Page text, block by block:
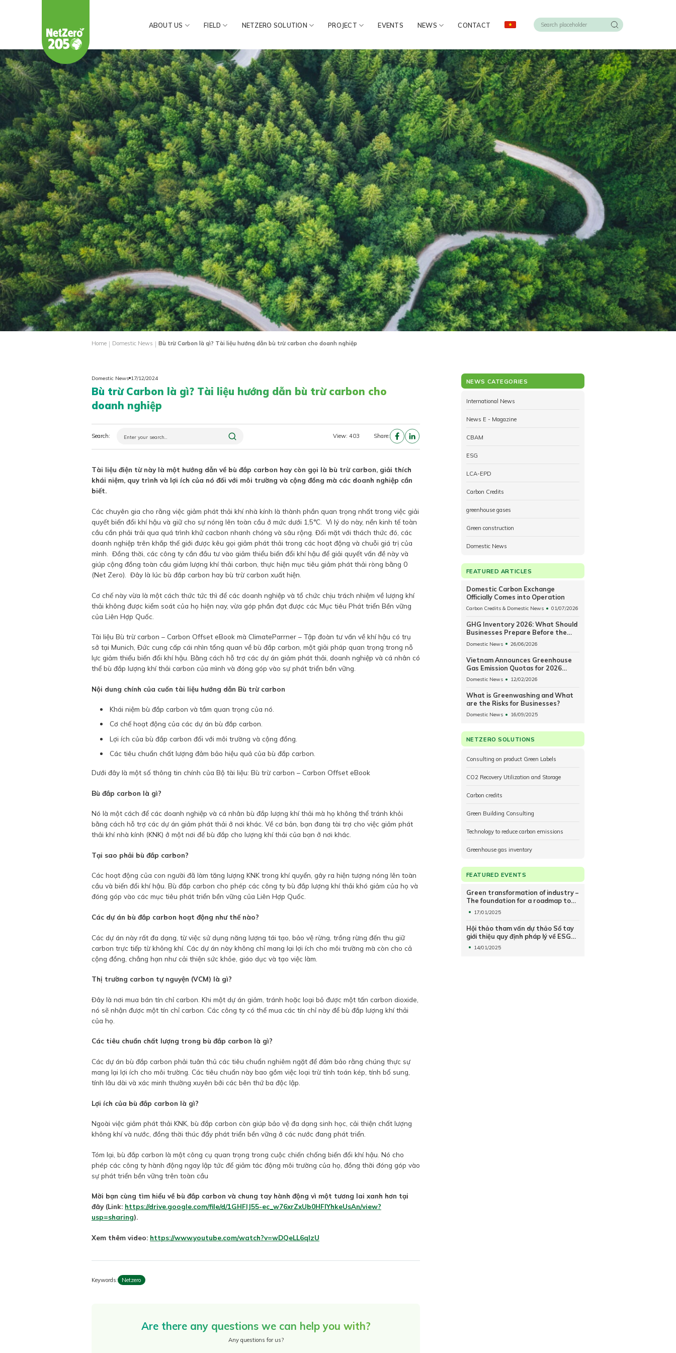
ABOUT US FIELD NETZERO SOLUTION PROJECT EVENTS NEWS CONTACT
Home | Domestic News | Bù trừ Carbon là gì? Tài liệu hướng dẫn bù trừ carbon cho doanh nghiệp
Domestic News 17/12/2024
Bù trừ Carbon là gì? Tài liệu hướng dẫn bù trừ carbon cho
doanh nghiệp
Search: View: 403 Share:
Tài liệu điện từ này là một hướng dẫn về bù đắp carbon hay còn gọi là bù trừ carbon, giải thích
khái niệm, quy trình và lợi ích của nó đối với môi trường và cộng đồng mà các doanh nghiệp cần
biết.
Các chuyên gia cho rằng việc giảm phát thải khí nhà kính là thành phần quan trọng nhất trong việc giải
quyết biến đổi khí hậu và giữ cho sự nóng lên toàn cầu ở mức dưới 1,5°C. Vì lý do này, nền kinh tế toàn
cầu cần phải trải qua quá trình khử cacbon nhanh chóng và sâu rộng. Đối mặt với thách thức đó, các
doanh nghiệp trên khắp thế giới được kêu gọi giảm phát thải trong các hoạt động và chuỗi giá trị của
mình. Đồng thời, các công ty cần đầu tư vào giảm thiểu biến đổi khí hậu để giải quyết vấn đề này và
giúp cộng đồng toàn cầu giảm lượng khí thải carbon, thực hiện mục tiêu giảm phát thải ròng bằng 0
(Net Zero). Đây là lúc bù đắp carbon hay bù trừ carbon xuất hiện.
Cơ chế này vừa là một cách thức tức thì để các doanh nghiệp và tổ chức chịu trách nhiệm về lượng khí
thải không được kiểm soát của họ hiện nay, vừa góp phần đạt được các Mục tiêu Phát triển Bền vững
của Liên Hợp Quốc.
Tài liệu Bù trừ carbon – Carbon Offset eBook mà ClimateParrner – Tập đoàn tư vấn về khí hậu có trụ
sở tại Munich, Đức cung cấp cái nhìn tổng quan về bù đắp carbon, một giải pháp quan trọng trong nỗ
lực giảm thiểu biến đổi khí hậu. Bằng cách hỗ trợ các dự án giảm phát thải, doanh nghiệp và cá nhân có
thể bù đắp lượng khí thải carbon của mình và đóng góp vào sự phát triển bền vững.
Nội dung chính của cuốn tài liệu hướng dẫn Bù trừ carbon
Khái niệm bù đắp carbon và tầm quan trọng của nó.
Cơ chế hoạt động của các dự án bù đắp carbon.
Lợi ích của bù đắp carbon đối với môi trường và cộng đồng.
Các tiêu chuẩn chất lượng đảm bảo hiệu quả của bù đắp carbon.
Dưới đây là một số thông tin chính của Bộ tài liệu: Bù trừ carbon – Carbon Offset eBook
Bù đắp carbon là gì?
Nó là một cách để các doanh nghiệp và cá nhân bù đắp lượng khí thải mà họ không thể tránh khỏi
bằng cách hỗ trợ các dự án giảm phát thải ở nơi khác. Về cơ bản, bạn đang tài trợ cho việc giảm phát
thải khí nhà kính (KNK) ở một nơi để bù đắp cho lượng khí thải của bạn ở nơi khác.
Tại sao phải bù đắp carbon?
Các hoạt động của con người đã làm tăng lượng KNK trong khí quyển, gây ra hiện tượng nóng lên toàn
cầu và biến đổi khí hậu. Bù đắp carbon cho phép các công ty bù đắp lượng khí thải khó giảm của họ và
đóng góp vào các mục tiêu phát triển bền vững của Liên Hợp Quốc.
Các dự án bù đắp carbon hoạt động như thế nào?
Các dự án này rất đa dạng, từ việc sử dụng năng lượng tái tạo, bảo vệ rừng, trồng rừng đến thu giữ
carbon trực tiếp từ không khí. Các dự án này không chỉ mang lại lợi ích cho môi trường mà còn cho cả
cộng đồng, chẳng hạn như cải thiện sức khỏe, giáo dục và tạo việc làm.
Thị trường carbon tự nguyện (VCM) là gì?
Đây là nơi mua bán tín chỉ carbon. Khi một dự án giảm, tránh hoặc loại bỏ được một tấn carbon dioxide,
nó sẽ nhận được một tín chỉ carbon. Các công ty có thể mua các tín chỉ này để bù đắp lượng khí thải
của họ.
Các tiêu chuẩn chất lượng trong bù đắp carbon là gì?
Các dự án bù đắp carbon phải tuân thủ các tiêu chuẩn nghiêm ngặt để đảm bảo rằng chúng thực sự
mang lại lợi ích cho môi trường. Các tiêu chuẩn này bao gồm việc loại trừ tính toán kép, tính bổ sung,
tính lâu dài và xác minh thường xuyên bởi các bên thứ ba độc lập.
Lợi ích của bù đắp carbon là gì?
Ngoài việc giảm phát thải KNK, bù đắp carbon còn giúp bảo vệ đa dạng sinh học, cải thiện chất lượng
không khí và nước, đồng thời thúc đẩy phát triển bền vững ở các nước đang phát triển.
Tóm lại, bù đắp carbon là một công cụ quan trọng trong cuộc chiến chống biến đổi khí hậu. Nó cho
phép các công ty hành động ngay lập tức để giảm tác động môi trường của họ, đồng thời đóng góp vào
sự phát triển bền vững trên toàn cầu
Mời bạn cùng tìm hiểu về bù đắp carbon và chung tay hành động vì một tương lai xanh hơn tại
đây (Link: https://drive.google.com/file/d/1GHFlJ55-ec_w76xrZxUb0HFIYhkeUsAn/view?
usp=sharing).
Xem thêm video: https://www.youtube.com/watch?v=wDQeLL6qlzU
Keywords: Netzero
Are there any questions we can help you with?
Any questions for us?
NEWS CATEGORIES
International News
News E - Magazine
CBAM
ESG
LCA-EPD
Carbon Credits
greenhouse gases
Green construction
Domestic News
FEATURED ARTICLES
Domestic Carbon Exchange
Officially Comes into Operation
Carbon Credits & Domestic News 01/07/2026
GHG Inventory 2026: What Should
Businesses Prepare Before the
2027 Reporting and Allowance
Surrender Period?
Domestic News 26/06/2026
Vietnam Announces Greenhouse
Gas Emission Quotas for 2026
Covering 110 Power, Steel and
Cement Facilities
Domestic News 12/02/2026
What is Greenwashing and What
are the Risks for Businesses?
Domestic News 16/09/2025
NETZERO SOLUTIONS
Consulting on product Green Labels
CO2 Recovery Utilization and Storage
Carbon credits
Green Building Consulting
Technology to reduce carbon emissions
Greenhouse gas inventory
FEATURED EVENTS
Green transformation of industry –
The foundation for a roadmap to
reduce greenhouse gas emissions
17/01/2025
Hội thảo tham vấn dự thảo Sổ tay
giới thiệu quy định pháp lý về ESG
năm 2024 và Báo cáo đánh giá mức
độ thực hành ESG trong doanh
14/01/2025